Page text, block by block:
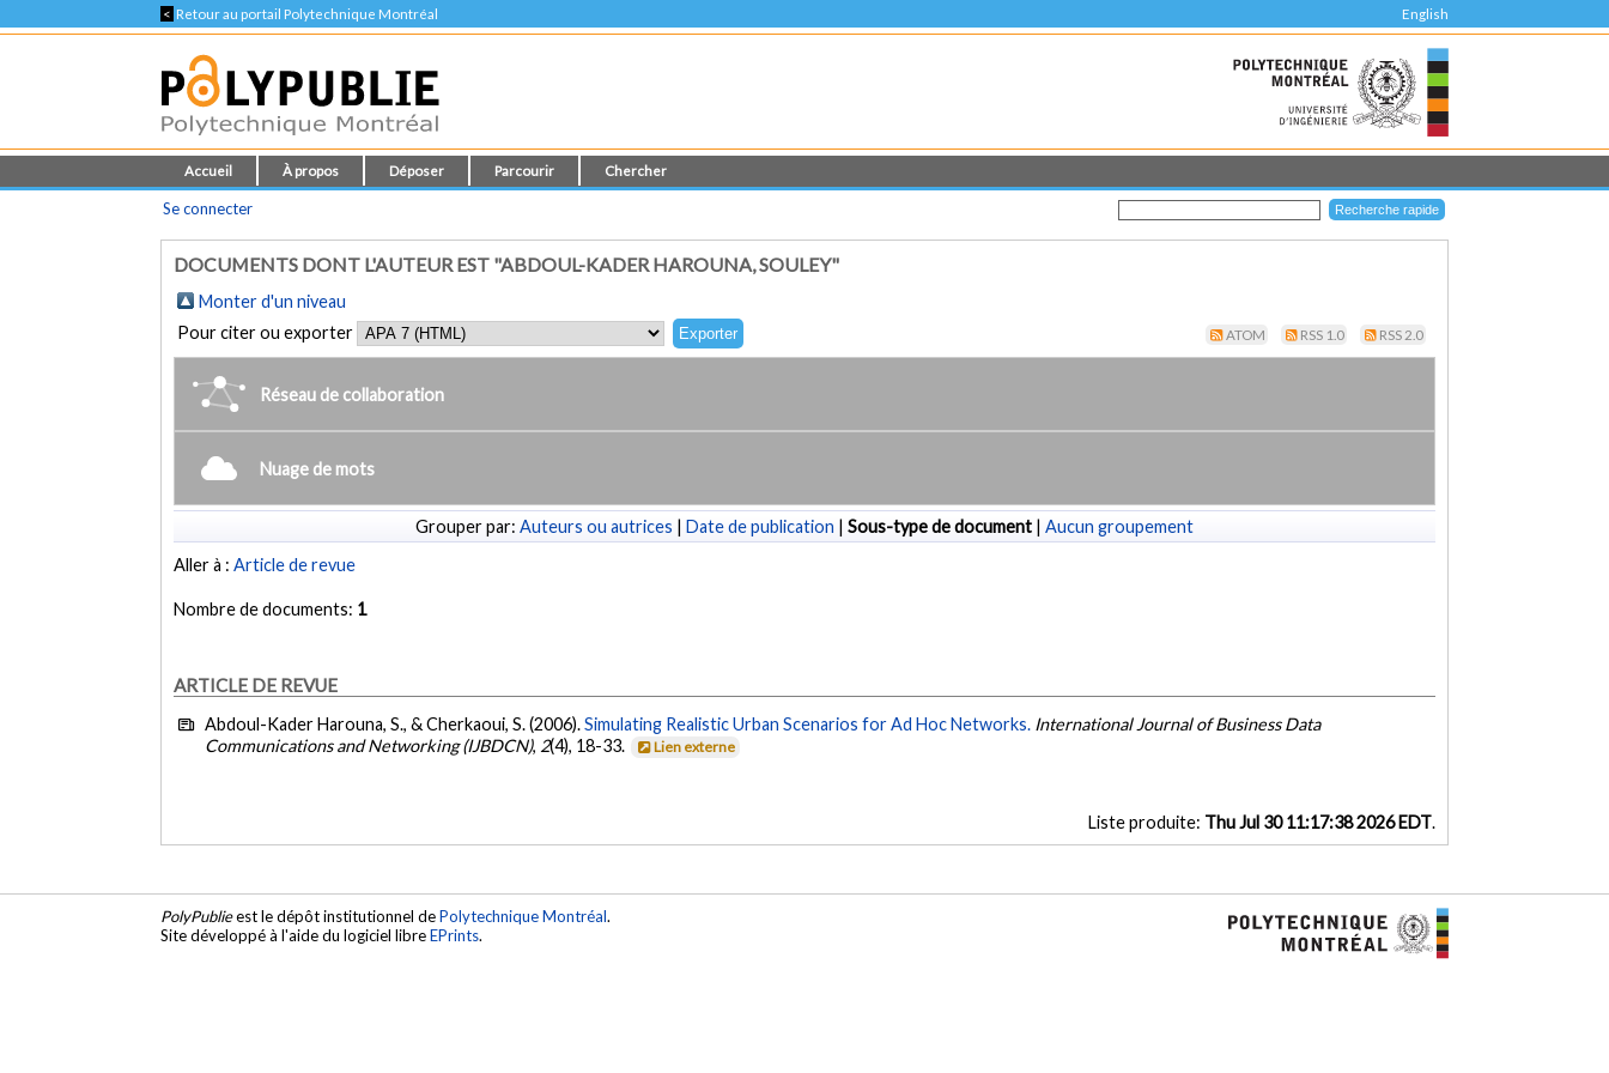
< Retour au portail Polytechnique Montréal English
Accueil À propos Déposer Parcourir Chercher
Se connecter
DOCUMENTS DONT L'AUTEUR EST "ABDOUL-KADER HAROUNA, SOULEY"
Monter d'un niveau
Pour citer ou exporter
ATOM RSS 1.0 RSS 2.0
Réseau de collaboration
Nuage de mots
Grouper par: Auteurs ou autrices | Date de publication | Sous-type de document | Aucun groupement
Aller à :Article de revue
Nombre de documents: 1
ARTICLE DE REVUE
Abdoul-Kader Harouna, S., & Cherkaoui, S. (2006).Simulating Realistic Urban Scenarios for Ad Hoc Networks. International Journal of Business Data
Communications and Networking (IJBDCN), 2(4), 18-33. Lien externe
Liste produite: Thu Jul 30 11:17:38 2026 EDT.
PolyPublieest le dépôt institutionnel dePolytechnique Montréal.
Site développé à l'aide du logiciel libreEPrints.